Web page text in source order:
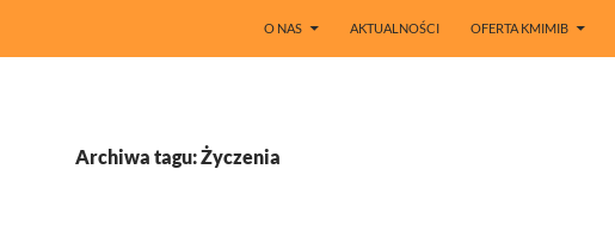
O NAS AKTUALNOŚCI OFERTA KMIMIB
Archiwa tagu: Życzenia